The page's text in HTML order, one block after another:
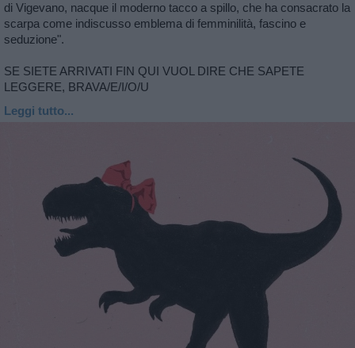
di Vigevano, nacque il moderno tacco a spillo, che ha consacrato la
scarpa come indiscusso emblema di femminilità, fascino e
seduzione".
SE SIETE ARRIVATI FIN QUI VUOL DIRE CHE SAPETE
LEGGERE, BRAVA/E/I/O/U
Leggi tutto...